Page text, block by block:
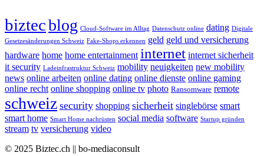
biztecblog Cloud-Software im Alltag Datenschutz online dating Digitale
Gesetzesänderungen Schweiz Fake-Shops erkennen geld geld und versicherung
hardware home home entertainment internet internet sicherheit
it security Ladeinfrastruktur Schweiz mobility neuigkeiten new mobility
news online arbeiten online dating online dienste online gaming
online recht online shopping online tv photo Ransomware remote
schweiz security shopping sicherheit singlebörse smart
smart home Smart Home nachrüsten social media software Startup gründen
stream tv versicherung video
© 2025 Biztec.ch || bo-mediaconsult